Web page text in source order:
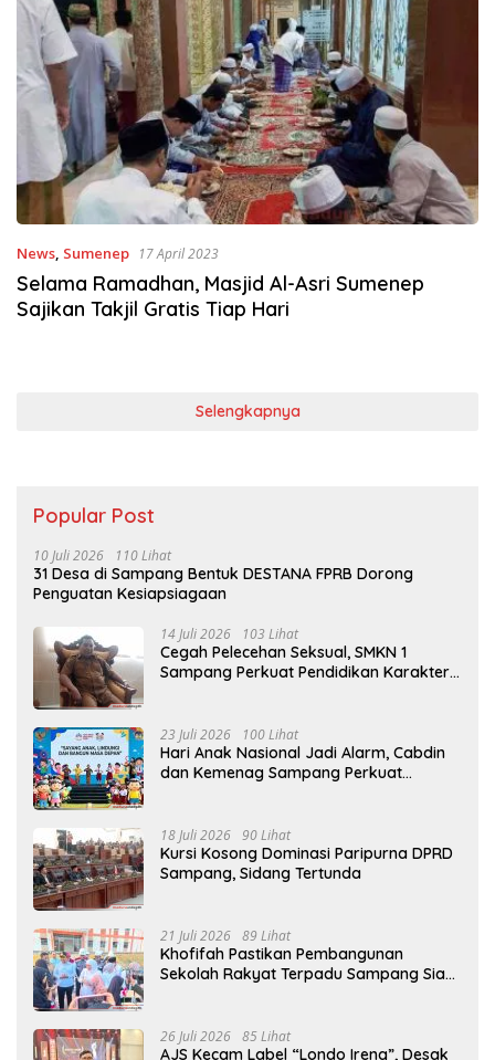
News, Sumenep 17 April 2023
Selama Ramadhan, Masjid Al-Asri Sumenep
Sajikan Takjil Gratis Tiap Hari
Selengkapnya
Popular Post
10 Juli 2026 110 Lihat
31 Desa di Sampang Bentuk DESTANA FPRB Dorong
Penguatan Kesiapsiagaan
14 Juli 2026 103 Lihat
Cegah Pelecehan Seksual, SMKN 1
Sampang Perkuat Pendidikan Karakter
23 Juli 2026 100 Lihat
Hari Anak Nasional Jadi Alarm, Cabdin
dan Kemenag Sampang Perkuat
18 Juli 2026 90 Lihat
Kursi Kosong Dominasi Paripurna DPRD
Sampang, Sidang Tertunda
21 Juli 2026 89 Lihat
Khofifah Pastikan Pembangunan
Sekolah Rakyat Terpadu Sampang Siap
26 Juli 2026 85 Lihat
AJS Kecam Label “Londo Ireng”, Desak